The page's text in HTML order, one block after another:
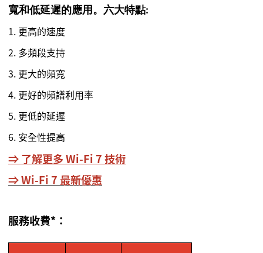
寬和低延遲的應用。六大特點:
1. 更高的速度
2. 多頻段支持
3. 更大的頻寬
4. 更好的頻譜利用率
5. 更低的延遲
6. 安全性提高
⇒ 了解更多 Wi-Fi 7 技術
⇒ Wi-Fi 7 最新優惠
服務收費*：